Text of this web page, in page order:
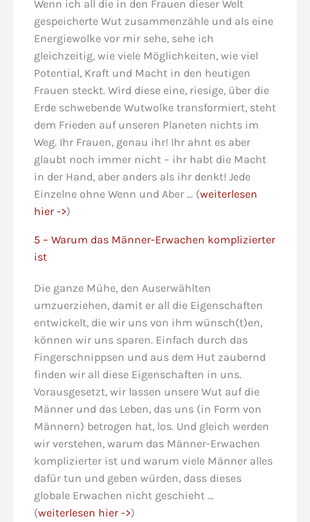
Wenn ich all die in den Frauen dieser Welt
gespeicherte Wut zusammenzähle und als eine
Energiewolke vor mir sehe, sehe ich
gleichzeitig, wie viele Möglichkeiten, wie viel
Potential, Kraft und Macht in den heutigen
Frauen steckt. Wird diese eine, riesige, über die
Erde schwebende Wutwolke transformiert, steht
dem Frieden auf unseren Planeten nichts im
Weg. Ihr Frauen, genau ihr! Ihr ahnt es aber
glaubt noch immer nicht – ihr habt die Macht
in der Hand, aber anders als ihr denkt! Jede
Einzelne ohne Wenn und Aber … (weiterlesen
hier ->)
5 – Warum das Männer-Erwachen komplizierter
ist
Die ganze Mühe, den Auserwählten
umzuerziehen, damit er all die Eigenschaften
entwickelt, die wir uns von ihm wünsch(t)en,
können wir uns sparen. Einfach durch das
Fingerschnippsen und aus dem Hut zaubernd
finden wir all diese Eigenschaften in uns.
Vorausgesetzt, wir lassen unsere Wut auf die
Männer und das Leben, das uns (in Form von
Männern) betrogen hat, los. Und gleich werden
wir verstehen, warum das Männer-Erwachen
komplizierter ist und warum viele Männer alles
dafür tun und geben würden, dass dieses
globale Erwachen nicht geschieht …
(weiterlesen hier ->)